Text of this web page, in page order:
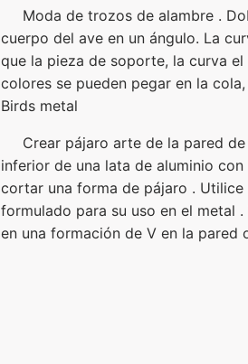
Moda de trozos de alambre .
cuerpo del ave en un ángulo. La
que la pieza de soporte, la curva
colores se pueden pegar en la
Birds metal
Crear pájaro arte de la pared
inferior de una lata de aluminio
cortar una forma de pájaro .
formulado para su uso en el metal
en una formación de V en la